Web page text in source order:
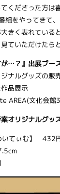
くださった方は
組をやってきて
きく表れている
ていただけたら
…？』出展ブー
ナルグッズの販
品展示
AREA(文化会館
オリジナルグッ
いてぃむ】 432